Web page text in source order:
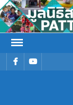
รายการรายการ